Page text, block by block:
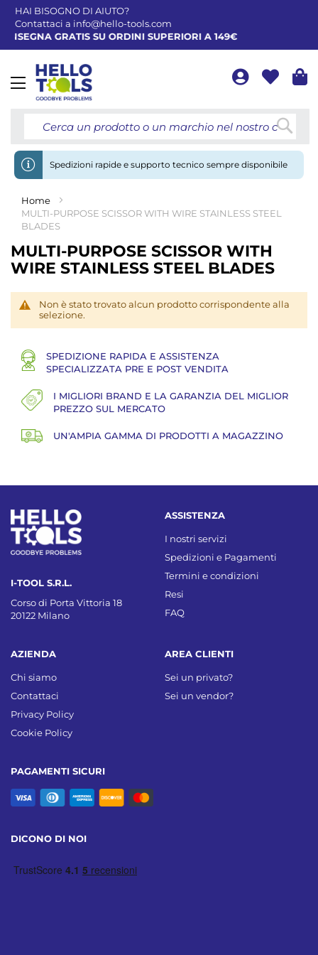
HAI BISOGNO DI AIUTO?
Contattaci a info@hello-tools.com
GRATIS SU ORDINI SUPERIORI A 149€
Toggle
Spedizioni rapide e supporto tecnico sempre disponibile
Home
MULTI-PURPOSE SCISSOR WITH WIRE STAINLESS STEEL
BLADES
MULTI-PURPOSE SCISSOR WITH
WIRE STAINLESS STEEL BLADES
Non è stato trovato alcun prodotto corrispondente alla
selezione.
SPEDIZIONE RAPIDA E ASSISTENZA
SPECIALIZZATA PRE E POST VENDITA
I MIGLIORI BRAND E LA GARANZIA DEL MIGLIOR
PREZZO SUL MERCATO
UN'AMPIA GAMMA DI PRODOTTI A MAGAZZINO
I-TOOL S.R.L.
Corso di Porta Vittoria 18
20122 Milano
PAGAMENTI SICURI
AZIENDA
Chi siamo
Contattaci
Privacy Policy
Cookie Policy
ASSISTENZA
I nostri servizi
Spedizioni e Pagamenti
Termini e condizioni
Resi
FAQ
AREA CLIENTI
Sei un privato?
Sei un vendor?
DICONO DI NOI